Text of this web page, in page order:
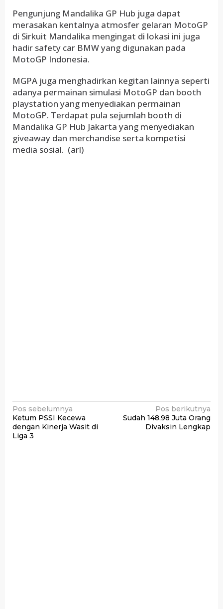
Pengunjung Mandalika GP Hub juga dapat
merasakan kentalnya atmosfer gelaran MotoGP
di Sirkuit Mandalika mengingat di lokasi ini juga
hadir safety car BMW yang digunakan pada
MotoGP Indonesia.
MGPA juga menghadirkan kegitan lainnya seperti
adanya permainan simulasi MotoGP dan booth
playstation yang menyediakan permainan
MotoGP. Terdapat pula sejumlah booth di
Mandalika GP Hub Jakarta yang menyediakan
giveaway dan merchandise serta kompetisi
media sosial. (arl)
Navigasi
pos
Pos sebelumnya
Ketum PSSI Kecewa
dengan Kinerja Wasit di
Liga 3
Pos berikutnya
Sudah 148,98 Juta Orang
Divaksin Lengkap